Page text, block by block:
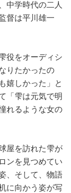
中学時代の二人
督は平川雄一
役をオーディシ
りたかったの
嬉しかった」と
「雫は元気で明
れるような女の
屋を訪れた雫が
ンを見つめてい
、そして、物語
に向かう姿が写